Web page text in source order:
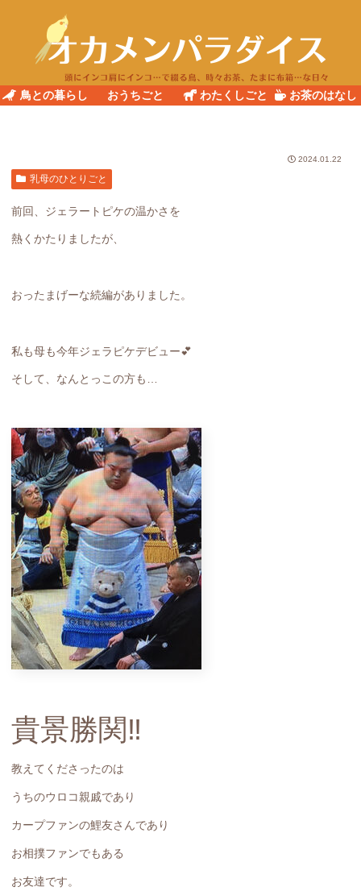
鳥との暮らし おうちごと わたくしごと お茶のはなし
2024.01.22
乳母のひとりごと
前回、ジェラートピケの温かさを
熱くかたりましたが、
おったまげーな続編がありました。
私も母も今年ジェラピケデビュー💕
そして、なんとっこの方も…
貴景勝関‼️
教えてくださったのは
うちのウロコ親戚であり
カープファンの鯉友さんであり
お相撲ファンでもある
お友達です。